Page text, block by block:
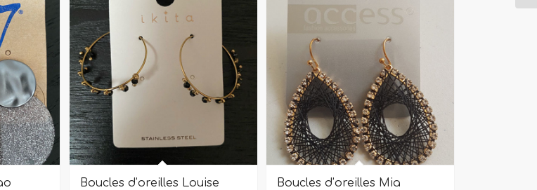
Boucles d’oreilles Louise Boucles d’oreilles Mia